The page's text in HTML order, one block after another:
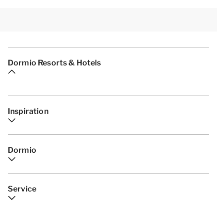
Dormio Resorts & Hotels
Inspiration
Dormio
Service